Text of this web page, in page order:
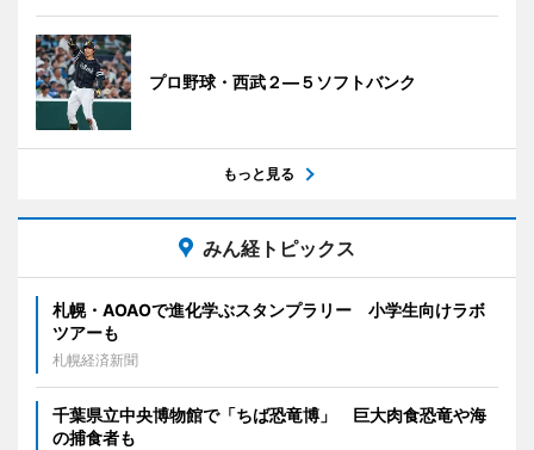
プロ野球・西武２―５ソフトバンク
もっと見る
みん経トピックス
札幌・AOAOで進化学ぶスタンプラリー 小学生向けラボ
ツアーも
札幌経済新聞
千葉県立中央博物館で「ちば恐竜博」 巨大肉食恐竜や海
の捕食者も